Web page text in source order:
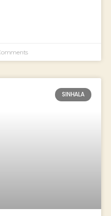
SINHALA